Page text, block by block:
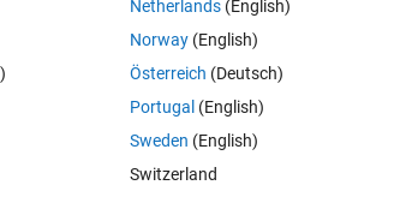
ことをOSMから持ってきた任意の位置で実行しよ
ません。3次元建物データのインポートの仕方やフ
Netherlands(English)
Norway(English)
Österreich (Deutsch)
Portugal (English)
Sweden (English)
Switzerland